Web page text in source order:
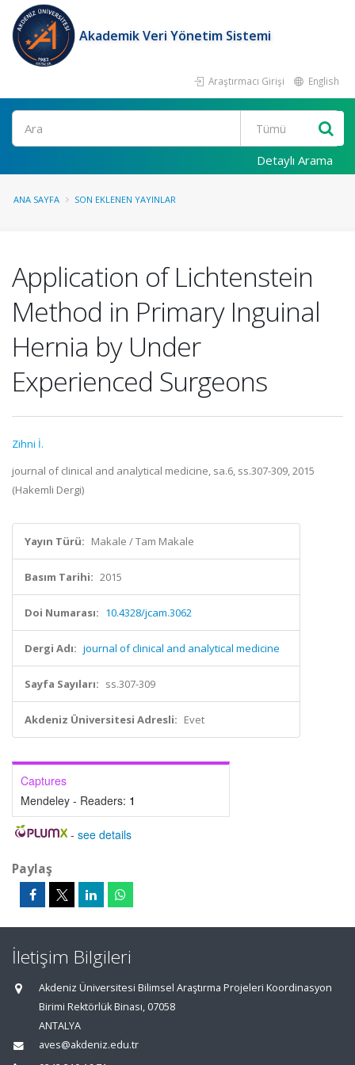
Akademik Veri Yönetim Sistemi
Araştırmacı Girişi English
Ara
Detaylı Arama
ANA SAYFA SON EKLENEN YAYINLAR
Application of Lichtenstein
Method in Primary Inguinal
Hernia by Under
Experienced Surgeons
Zihni İ.
journal of clinical and analytical medicine, sa.6, ss.307-309, 2015
(Hakemli Dergi)
Yayın Türü: Makale / Tam Makale
Basım Tarihi: 2015
Doi Numarası: 10.4328/jcam.3062
Dergi Adı: journal of clinical and analytical medicine
Sayfa Sayıları: ss.307-309
Akdeniz Üniversitesi Adresli: Evet
Captures
Mendeley - Readers: 1
- see details
Paylaş
İletişim Bilgileri
Akdeniz Üniversitesi Bilimsel Araştırma Projeleri Koordinasyon
Birimi Rektörlük Binası, 07058
ANTALYA
aves@akdeniz.edu.tr